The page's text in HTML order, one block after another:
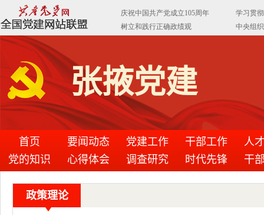
张掖党建
首页 要闻动态 党建工作 干部工作
人
党的知识
心得体会 调查研究 时代先锋 干
政策理论